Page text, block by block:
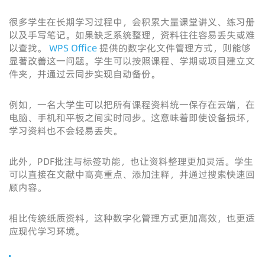
很多学生在长期学习过程中，会积累大量课堂讲义、练习册
以及手写笔记。如果缺乏系统整理，资料往往容易丢失或难
以查找。 WPS Office提供的数字化文件管理方式，则能够
显著改善这一问题。学生可以按照课程、学期或项目建立文
件夹，并通过云同步实现自动备份。
例如，一名大学生可以把所有课程资料统一保存在云端，在
电脑、手机和平板之间实时同步。这意味着即使设备损坏，
学习资料也不会轻易丢失。
此外，PDF批注与标签功能，也让资料整理更加灵活。学生
可以直接在文献中高亮重点、添加注释，并通过搜索快速回
顾内容。
相比传统纸质资料，这种数字化管理方式更加高效，也更适
应现代学习环境。